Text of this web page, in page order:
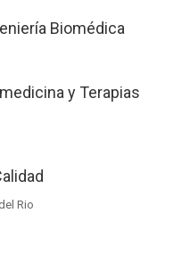
Biomédica
y Terapias
Rio